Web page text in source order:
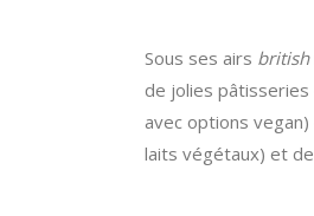
Sous ses airs british
de jolies
avec options
laits végétaux) et